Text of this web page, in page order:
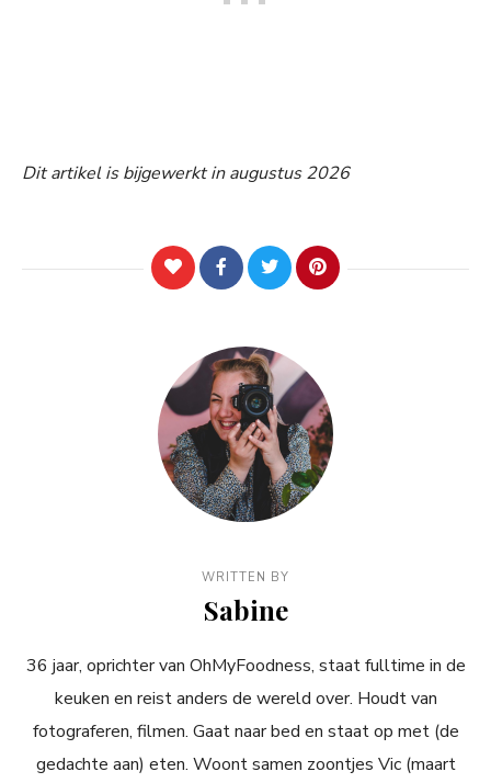
Dit artikel is bijgewerkt in augustus 2026
WRITTEN BY
Sabine
36 jaar, oprichter van OhMyFoodness, staat fulltime in de
keuken en reist anders de wereld over. Houdt van
fotograferen, filmen. Gaat naar bed en staat op met (de
gedachte aan) eten. Woont samen zoontjes Vic (maart